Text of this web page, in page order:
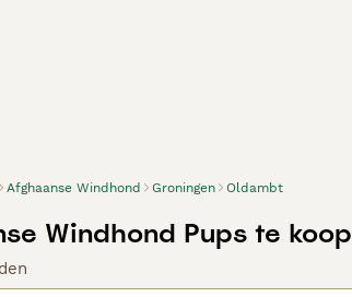
Afghaanse Windhond Groningen Oldambt
Windhond Pups te koop